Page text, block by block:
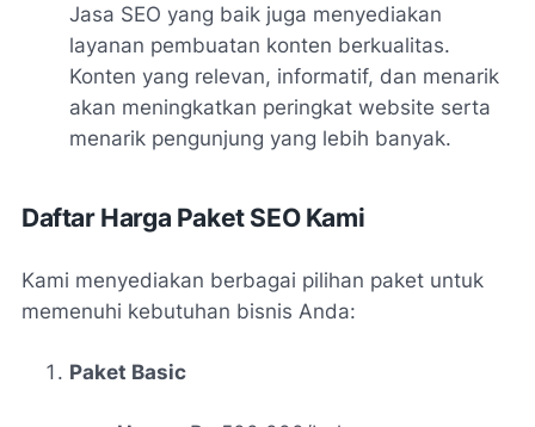
Jasa SEO yang baik juga menyediakan
layanan pembuatan konten berkualitas.
Konten yang relevan, informatif, dan menarik
akan meningkatkan peringkat website serta
menarik pengunjung yang lebih banyak.
Daftar Harga Paket SEO Kami
Kami menyediakan berbagai pilihan paket untuk
memenuhi kebutuhan bisnis Anda:
Paket Basic